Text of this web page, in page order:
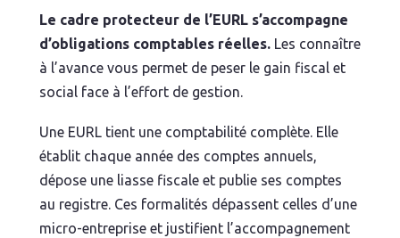
Le cadre protecteur de l’EURL s’accompagne
d’obligations comptables réelles. Les connaître
à l’avance vous permet de peser le gain fiscal et
social face à l’effort de gestion.
Une EURL tient une comptabilité complète. Elle
établit chaque année des comptes annuels,
dépose une liasse fiscale et publie ses comptes
au registre. Ces formalités dépassent celles d’une
micro-entreprise et justifient l’accompagnement